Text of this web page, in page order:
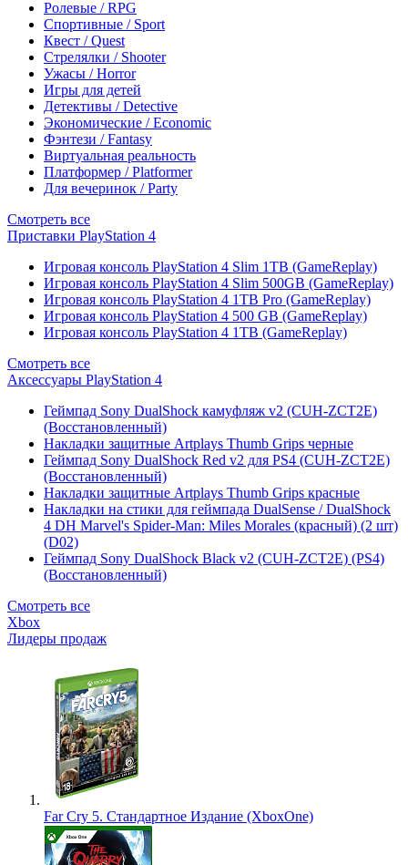
Ролевые / RPG
Спортивные / Sport
Квест / Quest
Стрелялки / Shooter
Ужасы / Horror
Игры для детей
Детективы / Detective
Экономические / Economic
Фэнтези / Fantasy
Виртуальная реальность
Платформер / Platformer
Для вечеринок / Party
Смотреть все
Приставки PlayStation 4
Игровая консоль PlayStation 4 Slim 1TB (GameReplay)
Игровая консоль PlayStation 4 Slim 500GB (GameReplay)
Игровая консоль PlayStation 4 1TB Pro (GameReplay)
Игровая консоль PlayStation 4 500 GB (GameReplay)
Игровая консоль PlayStation 4 1TB (GameReplay)
Смотреть все
Аксессуары PlayStation 4
Геймпад Sony DualShock камуфляж v2 (CUH-ZCT2E)
(Восстановленный)
Накладки защитные Artplays Thumb Grips черные
Геймпад Sony DualShock Red v2 для PS4 (CUH-ZCT2E)
(Восстановленный)
Накладки защитные Artplays Thumb Grips красные
Накладки на стики для геймпада DualSense / DualShock
4 DH Marvel's Spider-Man: Miles Morales (красный) (2 шт)
(D02)
Геймпад Sony DualShock Black v2 (CUH-ZCT2E) (PS4)
(Восстановленный)
Смотреть все
Xbox
Лидеры продаж
Far Cry 5. Стандартное Издание (XboxOne)